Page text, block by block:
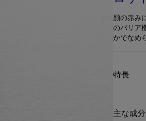
顔の赤み
のバリア
かでなめ
特長
主な成分